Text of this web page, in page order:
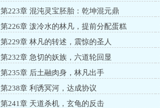
第223章 混沌灵宝胚胎：乾坤混元鼎
第226章 泼冷水的林凡，提前分配蛋糕
第229章 林凡的转述，震惊的圣人
第232章 急切的妖族，六道轮回显
第235章 后土融肉身，林凡出手
第238章 利诱冥河，达成协议
第241章 天道杀机，玄龟的反击